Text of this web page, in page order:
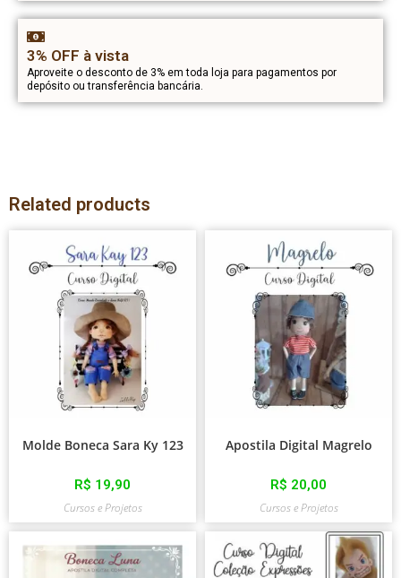
3% OFF à vista
Aproveite o desconto de 3% em toda loja para pagamentos por
depósito ou transferência bancária.
Related products
Molde Boneca Sara Ky 123
R$ 19,90
Cursos e Projetos
Apostila Digital Magrelo
R$ 20,00
Cursos e Projetos